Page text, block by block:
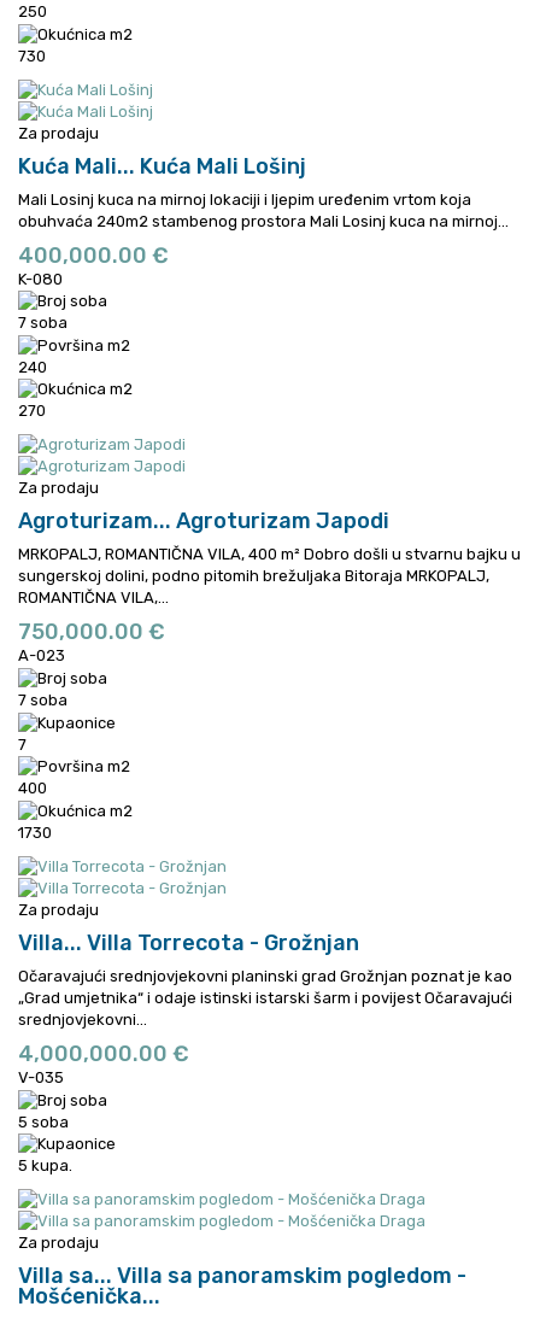
250
730
Za prodaju
Kuća Mali... Kuća Mali Lošinj
Mali Losinj kuca na mirnoj lokaciji i ljepim uređenim vrtom koja
obuhvaća 240m2 stambenog prostora Mali Losinj kuca na mirnoj...
400,000.00 €
K-080
7 soba
240
270
Za prodaju
Agroturizam... Agroturizam Japodi
MRKOPALJ, ROMANTIČNA VILA, 400 m² Dobro došli u stvarnu bajku u
sungerskoj dolini, podno pitomih brežuljaka Bitoraja MRKOPALJ,
ROMANTIČNA VILA,...
750,000.00 €
A-023
7 soba
7
400
1730
Za prodaju
Villa... Villa Torrecota - Grožnjan
Očaravajući srednjovjekovni planinski grad Grožnjan poznat je kao
„Grad umjetnika“ i odaje istinski istarski šarm i povijest Očaravajući
srednjovjekovni...
4,000,000.00 €
V-035
5 soba
5 kupa.
Za prodaju
Villa sa... Villa sa panoramskim pogledom -
Mošćenička...